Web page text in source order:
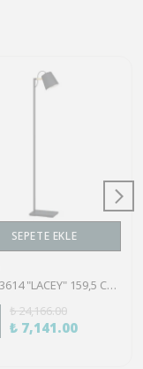
SEPETE EKLE
Eglo 43614 "LACEY" 159,5 Cm Yüksekliğinde Çelik, Ahşap Köşe Lambası Lambader
₺ 24,166.00
₺ 7,141.00